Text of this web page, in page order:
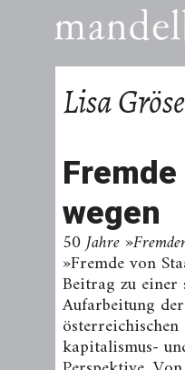
Lisa
wegen
50 Jahre
»Fremde von
Beitrag zu einer
Aufarbeitung
kapitalismus-